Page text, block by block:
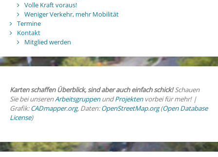
Volle Kraft voraus!
Weniger Verkehr, mehr Mobilität
Termine
Kontakt
Mitglied werden
Karten schaffen Überblick, sind aber auch einfach schick!Schauen
Sie bei unserenArbeitsgruppenundProjektenvorbei für mehr! |
Grafik:CADmapper.org, Daten:OpenStreetMap.org(Open Database
License)